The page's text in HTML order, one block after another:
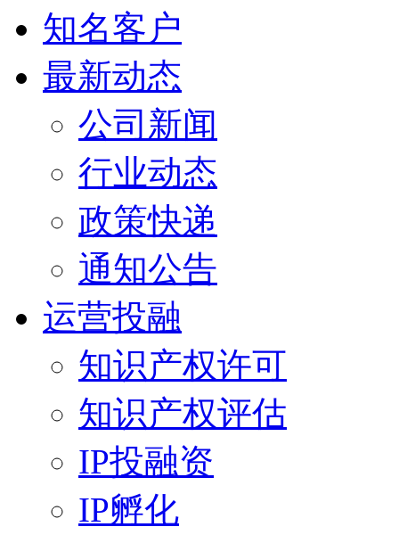
知名客户
最新动态
公司新闻
行业动态
政策快递
通知公告
运营投融
知识产权许可
知识产权评估
IP投融资
IP孵化